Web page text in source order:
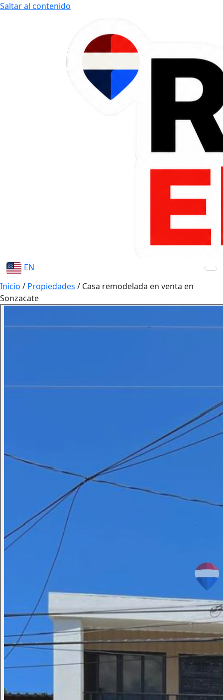
Saltar al contenido
EN
Inicio / Propiedades / Casa remodelada en venta en
Sonzacate